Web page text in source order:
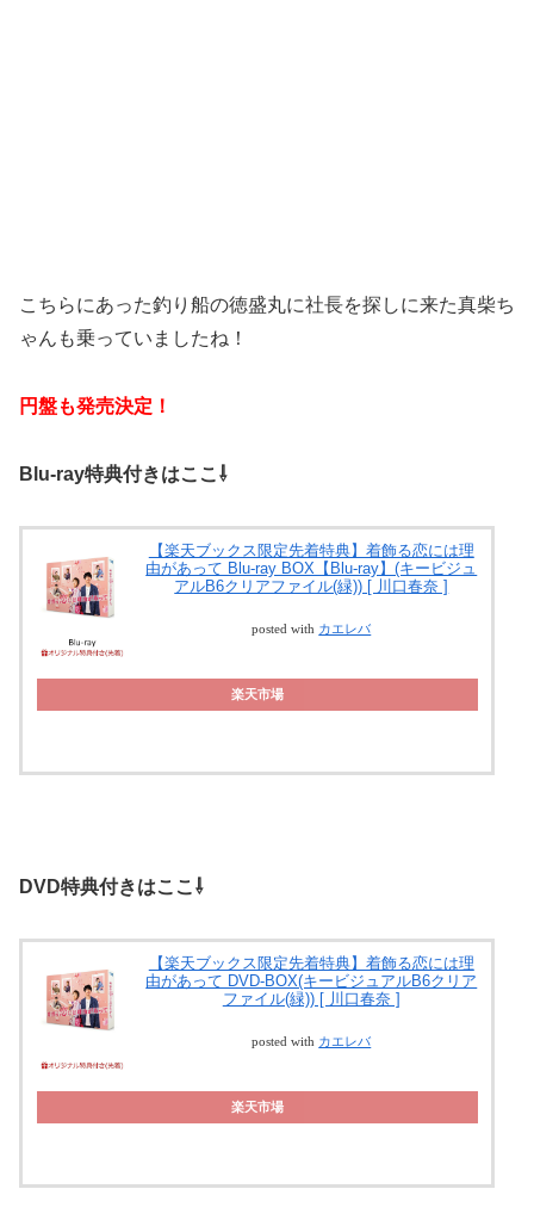
こちらにあった釣り船の徳盛丸に社長を探しに来た真柴ち
ゃんも乗っていましたね！
円盤も発売決定！
Blu-ray特典付きはここ⇩
【楽天ブックス限定先着特典】着飾る恋には理
由があって Blu-ray BOX【Blu-ray】(キービジュ
アルB6クリアファイル(緑)) [ 川口春奈 ]
posted with カエレバ
楽天市場
DVD特典付きはここ⇩
【楽天ブックス限定先着特典】着飾る恋には理
由があって DVD-BOX(キービジュアルB6クリア
ファイル(緑)) [ 川口春奈 ]
posted with カエレバ
楽天市場